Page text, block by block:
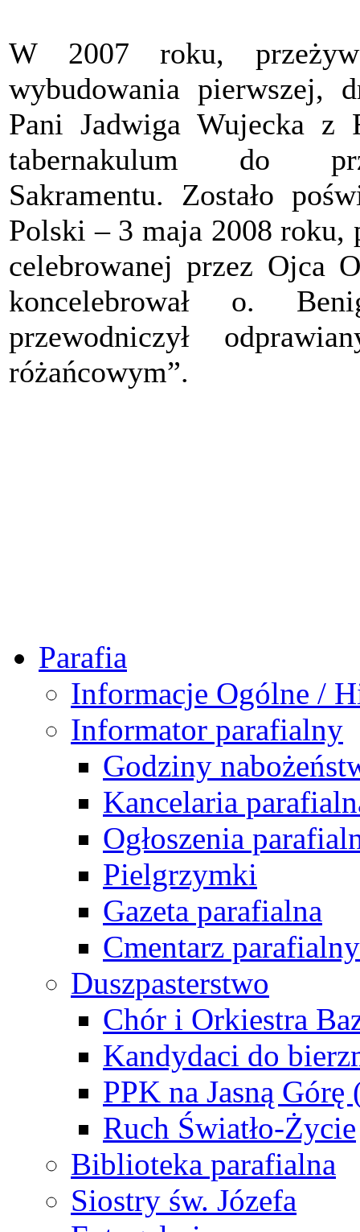
W 2007 roku,
wybudowania pierwszej,
Pani Jadwiga Wujecka z
tabernakulum do
Sakramentu. Zostało
Polski – 3 maja 2008 roku,
celebrowanej przez Ojca
koncelebrował o.
przewodniczył
różańcowym”.
Parafia
Informacje Ogólne /
Informator parafialny
Godziny
Kancelaria
Ogłoszenia
Pielgrzymki
Gazeta parafialna
Cmentarz
Duszpasterstwo
Chór i Orkiestra
Kandydaci do
PPK na Jasną
Ruch Światło-Życie
Biblioteka parafialna
Siostry św. Józefa